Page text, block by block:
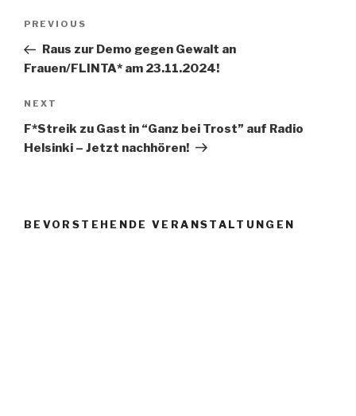
Previous
Post
PREVIOUS
Raus zur Demo gegen Gewalt an
Frauen/FLINTA* am 23.11.2024!
Next
Post
NEXT
F*Streik zu Gast in “Ganz bei Trost” auf Radio
Helsinki – Jetzt nachhören!
BEVORSTEHENDE VERANSTALTUNGEN